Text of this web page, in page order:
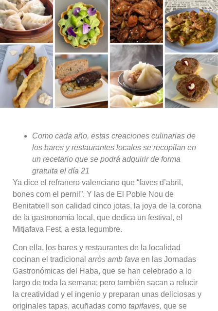
Como cada año, estas creaciones culinarias de
los bares y restaurantes locales se recopilan en
un recetario que se podrá adquirir de forma
gratuita el día 21
Ya dice el refranero valenciano que “faves d’abril,
bones com el pernil”. Y las de El Poble Nou de
Benitatxell son calidad cinco jotas, la joya de la corona
de la gastronomía local, que dedica un festival, el
Mitjafava Fest, a esta legumbre.
Con ella, los bares y restaurantes de la localidad
cocinan el tradicional arròs amb fava en las Jornadas
Gastronómicas del Haba, que se han celebrado a lo
largo de toda la semana; pero también sacan a relucir
la creatividad y el ingenio y preparan unas deliciosas y
originales tapas, acuñadas como tapifaves, que se